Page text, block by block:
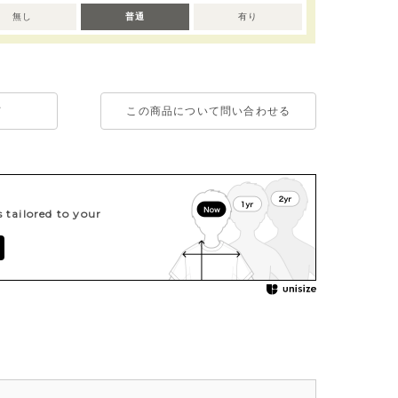
無し 普通 有り
この商品について問い合わせる
tailored to your